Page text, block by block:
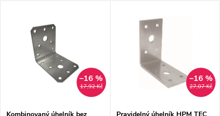
Abecedně
s
17,92 Kč
–16 %
27,07 Kč
–16 %